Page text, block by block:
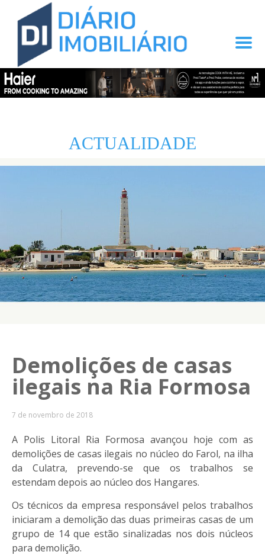
ACTUALIDADE
Demolições de casas
ilegais na Ria Formosa
7 de novembro de 2018
A Polis Litoral Ria Formosa avançou hoje com as
demolições de casas ilegais no núcleo do Farol, na ilha
da Culatra, prevendo-se que os trabalhos se
estendam depois ao núcleo dos Hangares.
Os técnicos da empresa responsável pelos trabalhos
iniciaram a demolição das duas primeiras casas de um
grupo de 14 que estão sinalizadas nos dois núcleos
para demolição.